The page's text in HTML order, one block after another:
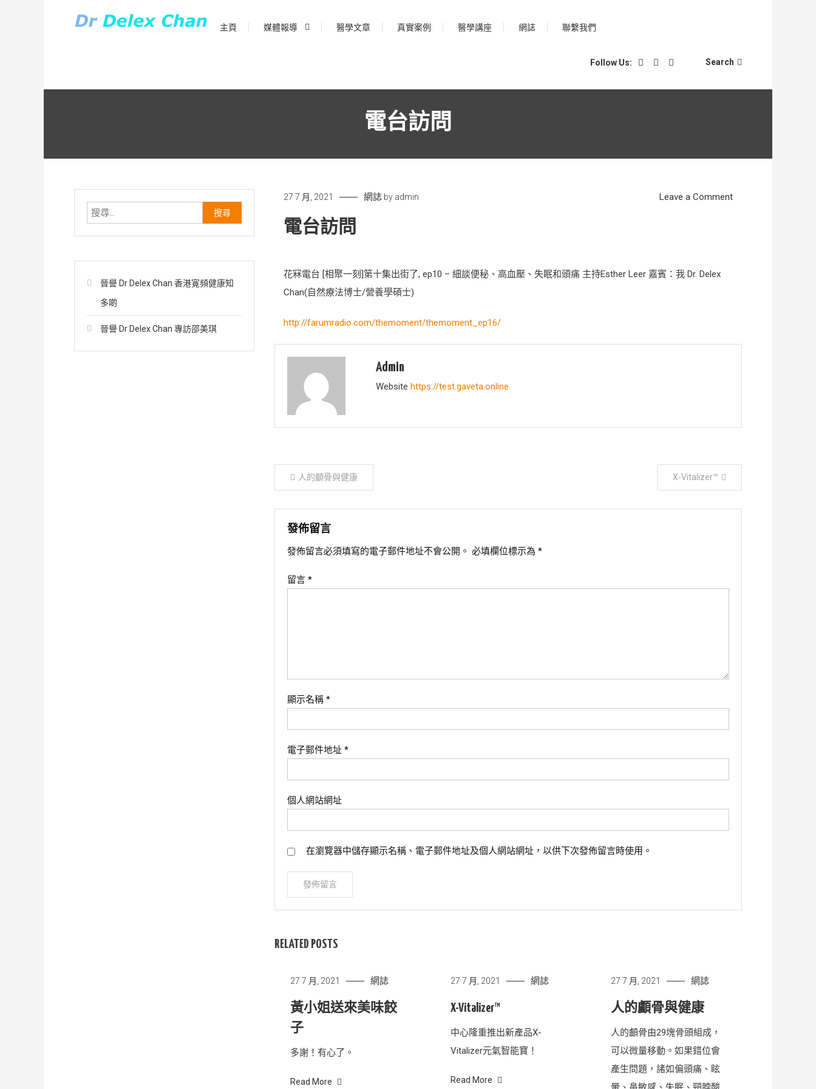
主頁 媒體報導 醫學文章 真實案例 醫學講座 網誌 聯繫我們
Follow Us: Search
電台訪問
27 7 月, 2021 網誌 by admin Leave a Commenton
電台訪問
花冧電台 [相聚一刻]第十集出街了, ep10 – 細談便秘、高血壓、失眠和頭痛 主持Esther Leer 嘉賓：我 Dr. Delex
Chan(自然療法博士/營養學碩士)
http://farumradio.com/themoment/themoment_ep16/
Admin
Website https://test.gaveta.online
文
章
導
覽
人的顱骨與健康 X-Vitalizer™
發佈留言
發佈留言必須填寫的電子郵件地址不會公開。 必填欄位標示為 *
留言 *
顯示名稱 *
電子郵件地址 *
個人網站網址
在瀏覽器中儲存顯示名稱、電子郵件地址及個人網站網址，以供下次發佈留言時使用。
RELATED POSTS
27 7 月, 2021 網誌
黃小姐送來美味餃
子
多謝！有心了。
Read More
27 7 月, 2021 網誌
X-Vitalizer™
中心隆重推出新產品X-
Vitalizer元氣智能寶！
Read More
27 7 月, 2021 網誌
人的顱骨與健康
人的顱骨由29塊骨頭組成，
可以微量移動。如果錯位會
產生問題，諸如偏頭痛、眩
尋
鍵
晉譽 Dr Delex Chan 香港寛頻健康知
多啲
晉譽 Dr Delex Chan 專訪邵美琪